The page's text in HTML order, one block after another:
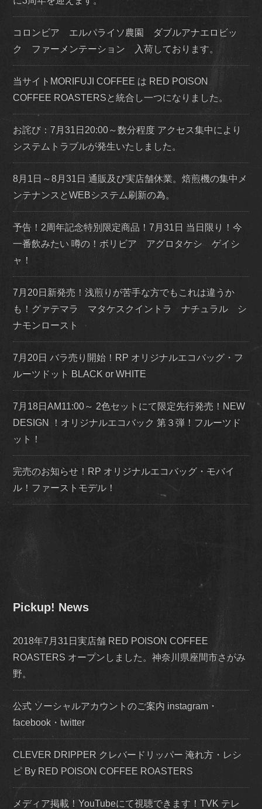
コロンビア エルパライソ農園 ダブルアナエロビッ
ク ファーメンテーション 入荷しております。
当サイトMORIFUJI COFFEE は RED POISON
COFFEE ROASTERSと統合し一つになりました。
お詫び：7月31日20:00～数分程度 アクセス集中により
システムトラブルが発生いたしました。
8月1日～8月31日 通販及び実店舗休業。焙煎機の集中メ
ンテナンスとWEBシステム刷新の為。
予告！2周年記念特別限定商品！7月31日 当日限り！今
一番飲みたい 噂の！ボリビア アグロタケシ ゲイシ
ャ！
7月20日新発売！浅煎りが苦手な方でもこれは違うか
も！グァテマラ マタケスクイントラ ナチュラル シ
ナモンロースト
7月20日 バラ売り開始！RP オリジナルエコバッグ・フ
ルーツドット BLACK or WHITE
7月18日AM11:00～ 2色セットにて限定先行発売！NEW
DESIGN ！オリジナルエコバック 第３弾！フルーツド
ット！
完売のお知らせ！RP オリジナルエコバッグ・モバイ
ル！ファーストモデル！
Pickup! News
2018年7月31日実店舗 RED POISON COFFEE
ROASTERS オープンしました。神奈川県座間市さがみ
野。
公式 ソーシャルアカウントのご案内 instagram・
facebook・twitter
CLEVER DRIPPER クレバードリッパー 淹れ方・レシ
ピ By RED POISON COFFEE ROASTERS
メディア掲載！YouTubeにて視聴できます！TVK テレ